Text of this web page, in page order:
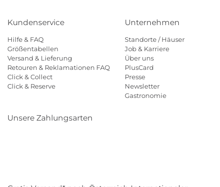
Kundenservice
Hilfe & FAQ
Größentabellen
Versand & Lieferung
Retouren & Reklamationen FAQ
Click & Collect
Click & Reserve
Unternehmen
Standorte / Häuser
Job & Karriere
Über uns
PlusCard
Presse
Newsletter
Gastronomie
Unsere Zahlungsarten